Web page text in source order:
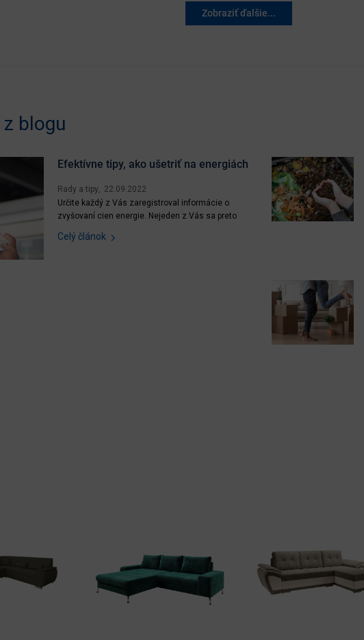
Zobraziť ďalšie...
blogu
Efektívne tipy, ako ušetriť na energiách
Rady a tipy
22.09.2022
Určite každý z Vás zaregistroval informácie o
zvyšovaní cien energie. Nejeden z Vás sa preto
maximum. Ak chcete ušetriť za energie, nie je
Celý článok